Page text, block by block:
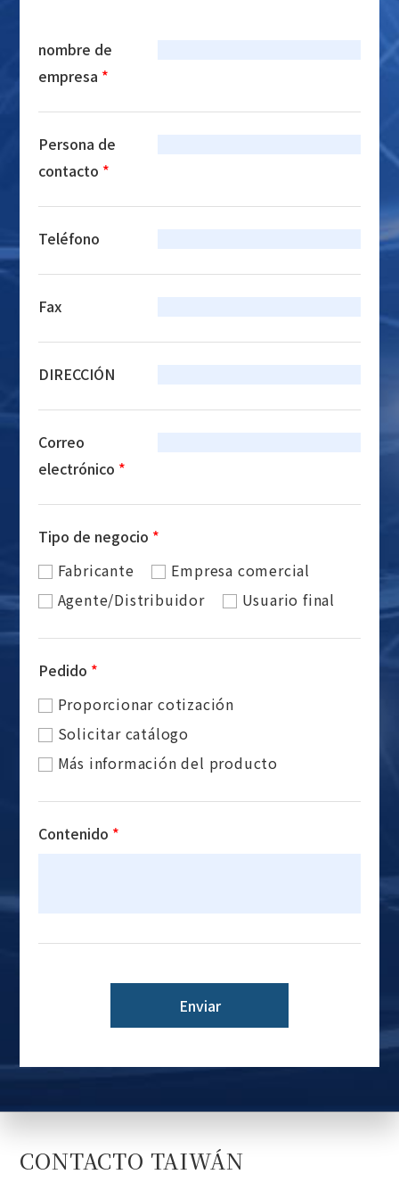
nombre de
empresa *
Persona de
contacto *
Teléfono
Fax
DIRECCIÓN
Correo
electrónico *
Tipo de negocio *
Fabricante
Empresa comercial
Agente/Distribuidor
Usuario final
Pedido *
Proporcionar cotización
Solicitar catálogo
Más información del producto
Contenido *
Enviar
CONTACTO TAIWÁN